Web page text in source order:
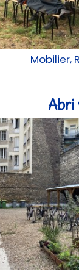
Mobilier,
Abri